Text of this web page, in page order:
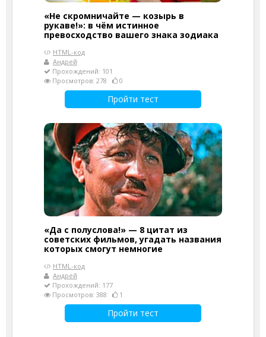
«Не скромничайте — козырь в
рукаве!»: в чём истинное
превосходство вашего знака зодиака
HTML-код
Андрей
Прохождений: 101
Просмотров: 278
0
Пройти тест
«Да с полуслова!» — 8 цитат из
советских фильмов, угадать названия
которых смогут немногие
HTML-код
Андрей
Прохождений: 177
Просмотров: 388
1
Пройти тест